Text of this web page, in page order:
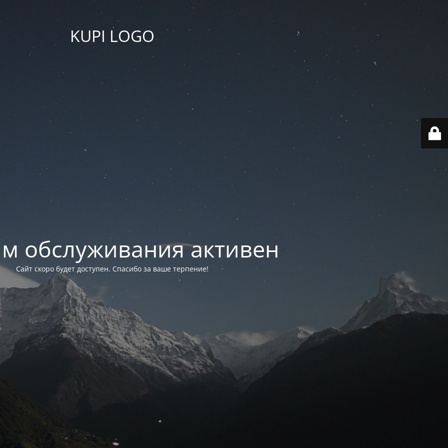
KUPI LOGO
обслуживания активен
Сайт скоро будет доступен. Спасибо за ваше терпение!